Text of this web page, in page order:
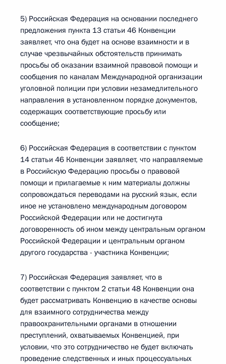
5) Российская Федерация на основании последнего
предложения пункта 13 статьи 46 Конвенции
заявляет, что она будет на основе взаимности и в
случае чрезвычайных обстоятельств принимать
просьбы об оказании взаимной правовой помощи и
сообщения по каналам Международной организации
уголовной полиции при условии незамедлительного
направления в установленном порядке документов,
содержащих соответствующие просьбу или
сообщение;
6) Российская Федерация в соответствии с пунктом
14 статьи 46 Конвенции заявляет, что направляемые
в Российскую Федерацию просьбы о правовой
помощи и прилагаемые к ним материалы должны
сопровождаться переводами на русский язык, если
иное не установлено международным договором
Российской Федерации или не достигнута
договоренность об ином между центральным органом
Российской Федерации и центральным органом
другого государства - участника Конвенции;
7) Российская Федерация заявляет, что в
соответствии с пунктом 2 статьи 48 Конвенции она
будет рассматривать Конвенцию в качестве основы
для взаимного сотрудничества между
правоохранительными органами в отношении
преступлений, охватываемых Конвенцией, при
условии, что это сотрудничество не будет включать
проведение следственных и иных процессуальных